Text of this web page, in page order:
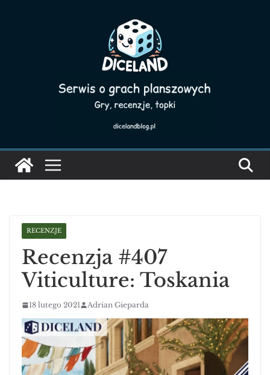
RECENZJE
Recenzja #407
Viticulture: Toskania
18 lutego 2021 Adrian Gieparda